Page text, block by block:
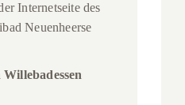
Internetseite des
Neuenheerse